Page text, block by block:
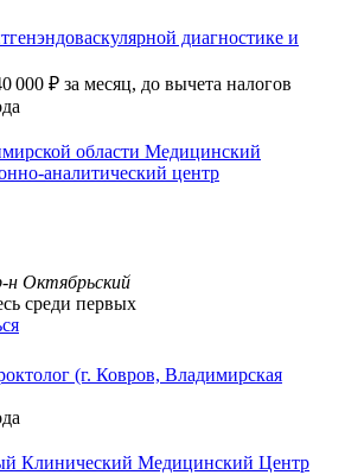
диагностике и
000 ₽ за месяц, до вычета налогов
области Медицинский
аналитический центр
н Октябрьский
среди первых
(г. Ковров, Владимирская
Клинический Медицинский Центр